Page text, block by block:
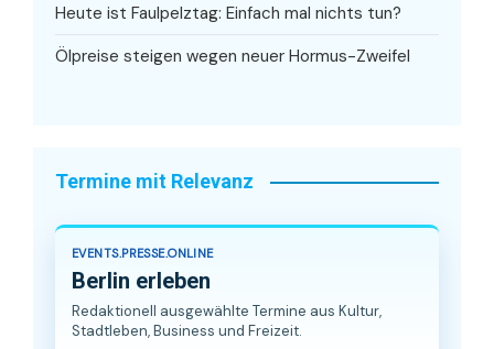
Heute ist Faulpelztag: Einfach mal nichts tun?
Ölpreise steigen wegen neuer Hormus-Zweifel
Termine mit Relevanz
EVENTS.PRESSE.ONLINE
Berlin erleben
Redaktionell ausgewählte Termine aus Kultur,
Stadtleben, Business und Freizeit.